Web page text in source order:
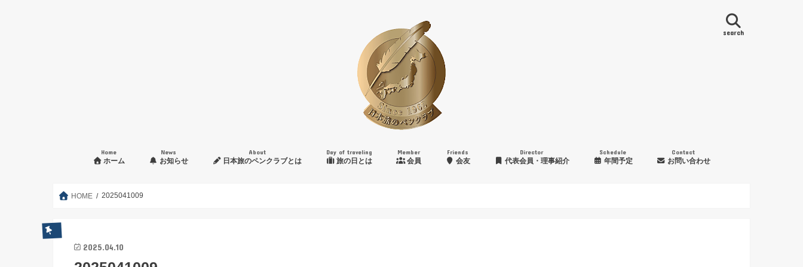
search
Home
ホーム
News
お知らせ
About
日本旅のペンクラブとは
Day of traveling
旅の日とは
Member
会員
Friends
会友
Director
代表会員・理事紹介
Schedule
年間予定
Contact
お問い合わせ
HOME 2025041009
2025.04.10